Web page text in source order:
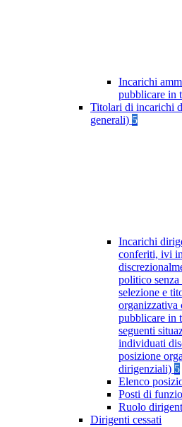
Incarichi
pubblicare in
Titolari di incarichi
generali) 5
Incarichi
conferiti, ivi
politico
selezione e
organizzativa
pubblicare in
seguenti
individuati
posizione
dirigenziali) 5
Elenco
Posti di
Ruolo
Dirigenti cessati